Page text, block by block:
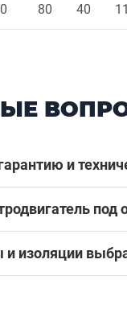
80 40 11
и
под
изоляции